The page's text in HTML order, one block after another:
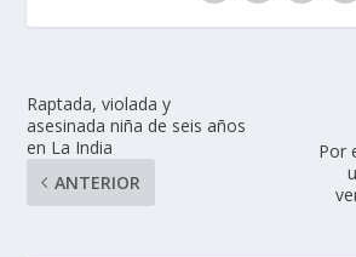
Raptada, violada y
asesinada niña de seis años
en La India
ANTERIOR
Por